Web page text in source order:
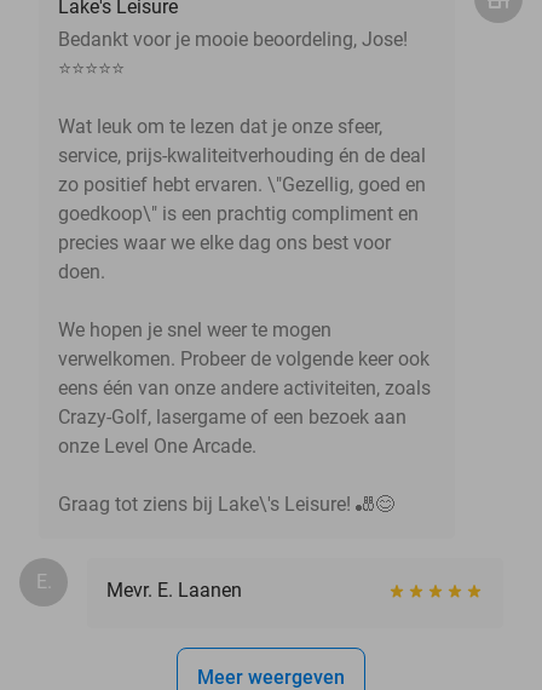
Lake's Leisure
Bedankt voor je mooie beoordeling, Jose!
⭐⭐⭐⭐⭐
Wat leuk om te lezen dat je onze sfeer,
service, prijs-kwaliteitverhouding én de deal
zo positief hebt ervaren. \"Gezellig, goed en
goedkoop\" is een prachtig compliment en
precies waar we elke dag ons best voor
doen.
We hopen je snel weer te mogen
verwelkomen. Probeer de volgende keer ook
eens één van onze andere activiteiten, zoals
Crazy-Golf, lasergame of een bezoek aan
onze Level One Arcade.
Graag tot ziens bij Lake\'s Leisure! 🎳😊
E. Mevr. E. Laanen
Meer weergeven